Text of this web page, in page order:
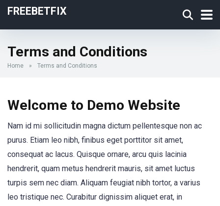
FREEBETFIX
Terms and Conditions
Home » Terms and Conditions
Welcome to Demo Website
Nam id mi sollicitudin magna dictum pellentesque non ac
purus. Etiam leo nibh, finibus eget porttitor sit amet,
consequat ac lacus. Quisque ornare, arcu quis lacinia
hendrerit, quam metus hendrerit mauris, sit amet luctus
turpis sem nec diam. Aliquam feugiat nibh tortor, a varius
leo tristique nec. Curabitur dignissim aliquet erat, in